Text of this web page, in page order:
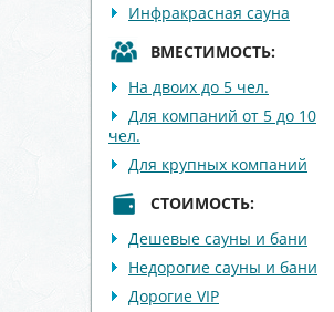
Инфракрасная сауна
ВМЕСТИМОСТЬ:
На двоих до 5 чел.
Для компаний от 5 до 10
чел.
Для крупных компаний
СТОИМОСТЬ:
Дешевые сауны и бани
Недорогие сауны и бани
Дорогие VIP